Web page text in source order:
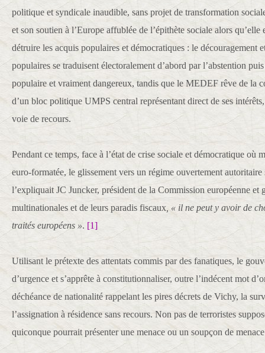
politique et syndicale inaudible, sans projet de transformation
et son soutien à l’Europe affublée de l’épithète sociale alors
détruire les acquis populaires et démocratiques : le découragement
populaires se traduisent électoralement d’abord par l’abstention
populaire et vraiment dangereux, tandis que le MEDEF rêve de la
d’un bloc politique UMPS central représentant direct de ses
voie de recours.
Pendant ce temps, face à l’état de crise sociale et démocratique où
euro-formatée, le glissement vers un régime ouvertement autoritaire
l’expliquait JC Juncker, président de la Commission européenne et
multinationales et de leurs paradis fiscaux , « il ne peut y avoir de
traités européens ». [1]
Utilisant le prétexte des attentats commis par des fanatiques, le
d’urgence et s’apprête à constitutionnaliser, outre l’indécent mot
déchéance de nationalité rappelant les pires décrets de Vichy, la
l’assignation à résidence sans recours. Non pas de terroristes
quiconque pourrait présenter une menace ou un soupçon de